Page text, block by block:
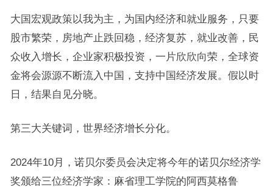
大国宏观政策以我为主，为国内经济和就业服务，只要
股市繁荣，房地产止跌回稳，经济复苏，就业改善，民
众收入增长，企业家积极投资，一片欣欣向荣，全球资
金将会源源不断流入中国，支持中国经济发展。假以时
日，结果自见分晓。
第三大关键词，世界经济增长分化。
2024年10月，诺贝尔委员会决定将今年的诺贝尔经济学
奖颁给三位经济学家：麻省理工学院的阿西莫格鲁